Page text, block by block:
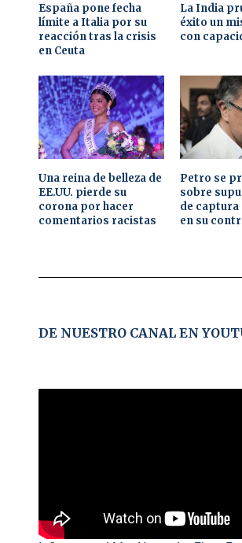
España pone fecha
límite a Italia por su
reacción tras la crisis
en Ceuta
La India
éxito un
con
Una reina de belleza de
EE.UU. pierde su
corona por hacer
comentarios racistas
Petro se
sobre
de
en su
DE NUESTRO CANAL EN